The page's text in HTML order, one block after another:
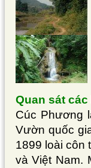
Quan sát
Cúc Phương
Vườn quốc
1899 loài côn
và Việt Nam.